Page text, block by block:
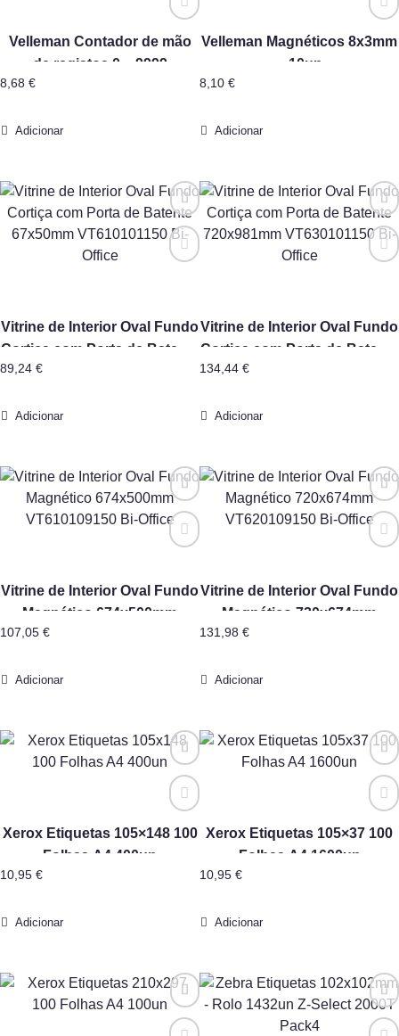
Velleman Contador de mão
de registos 0 – 9999
8,68 €
Adicionar
Velleman Magnéticos 8x3mm
– 10un
8,10 €
Adicionar
Vitrine de Interior Oval Fundo
Cortiça com Porta de Batente
67x50mm VT610101150 Bi-
89,24 €
Adicionar
Vitrine de Interior Oval Fundo
Cortiça com Porta de Batente
720x981mm VT630101150 Bi-
134,44 €
Adicionar
Vitrine de Interior Oval Fundo
Magnético 674x500mm
VT610109150 Bi-Office
107,05 €
Adicionar
Vitrine de Interior Oval Fundo
Magnético 720x674mm
VT620109150 Bi-Office
131,98 €
Adicionar
Xerox Etiquetas 105×148 100
Folhas A4 400un
10,95 €
Adicionar
Xerox Etiquetas 105×37 100
Folhas A4 1600un
10,95 €
Adicionar